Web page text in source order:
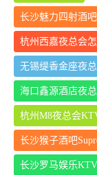
长沙魅力四射酒
杭州西嘉夜总会
无锡缇香金座夜
海口鑫源酒店夜
杭州M8夜总会
长沙猴子酒吧
长沙罗马娱乐